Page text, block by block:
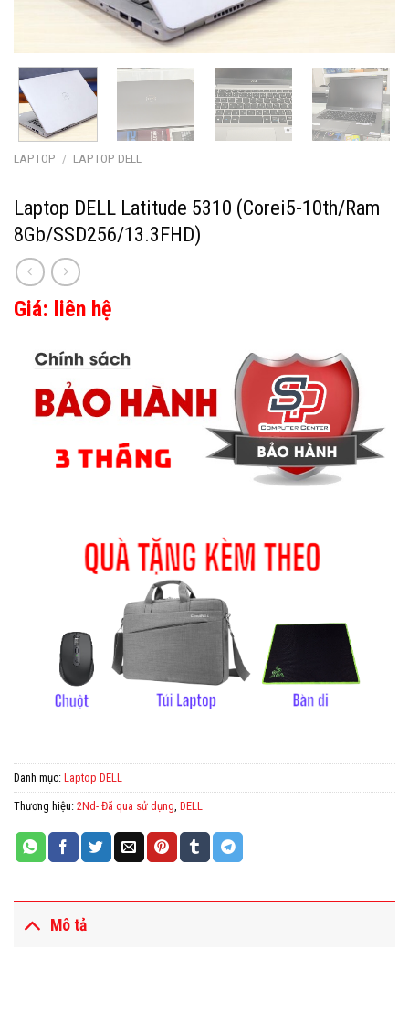
LAPTOP / LAPTOP DELL
Laptop DELL Latitude 5310 (Corei5-10th/Ram
8Gb/SSD256/13.3FHD)
Giá: liên hệ
Danh mục: Laptop DELL
Thương hiệu: 2Nd- Đã qua sử dụng, DELL
Mô tả